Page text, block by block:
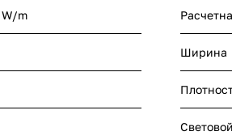
m
Ширина